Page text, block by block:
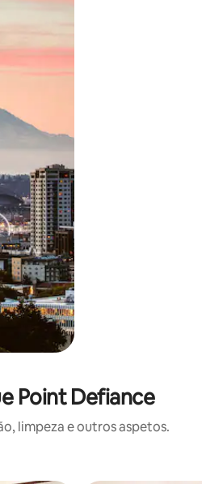
de toque ou deslize.
Point Defiance
limpeza e outros aspetos.